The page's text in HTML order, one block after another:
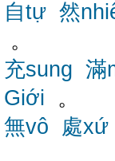
自tự 然
。
充sung 滿
Giới 。
無vô
處xứ